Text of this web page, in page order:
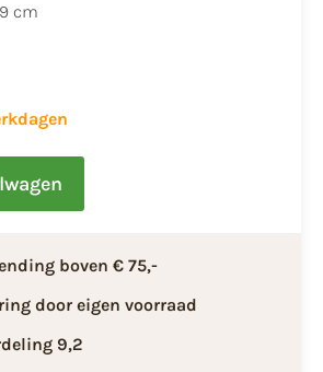
cm
boven € 75,-
door eigen voorraad
9,2